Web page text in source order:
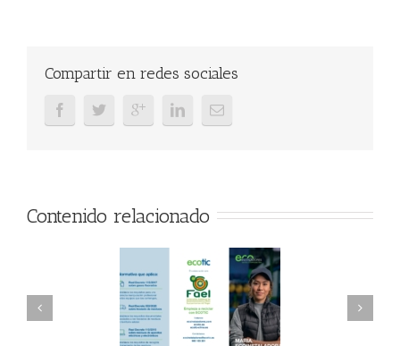
Compartir en redes sociales
Contenido relacionado
AAEL y
FAEL, Ecoasimelec y
Parque Joyero